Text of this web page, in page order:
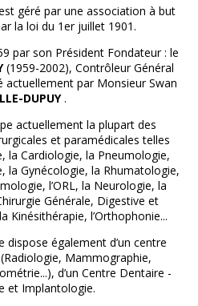
géré par une association à but
la loi du 1er juillet 1901.
par son Président Fondateur : le
(1959-2002), Contrôleur Général
actuellement par Monsieur Swan
DUPUY .
actuellement la plupart des
et paramédicales telles
la Cardiologie, la Pneumologie,
la Gynécologie, la Rhumatologie,
l’ORL, la Neurologie, la
Générale, Digestive et
Kinésithérapie, l’Orthophonie...
dispose également d’un centre
Mammographie,
d’un Centre Dentaire -
et Implantologie.